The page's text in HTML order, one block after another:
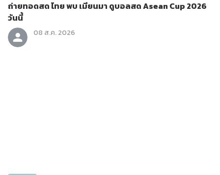
ถ่ายทอดสด ไทย พบ เมียนมา ดูบอลสด Asean Cup 2026
วันนี้
08 ส.ค. 2026